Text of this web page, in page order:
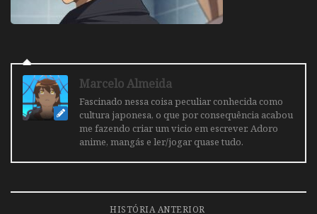
Marcelo Almeida
Fascinado nessa coisa peculiar conhecida como
cultura japonesa, o que por consequência acabou
me fazendo criar um vicio em escrever. Adoro
anime, mangás e ler/jogar quase tudo.
HISTÓRIA ANTERIOR